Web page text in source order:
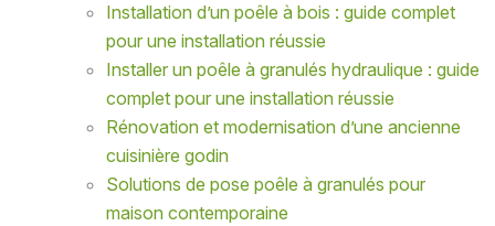
Installation d’un poêle à bois : guide complet
pour une installation réussie
Installer un poêle à granulés hydraulique : guide
complet pour une installation réussie
Rénovation et modernisation d’une ancienne
cuisinière godin
Solutions de pose poêle à granulés pour
maison contemporaine